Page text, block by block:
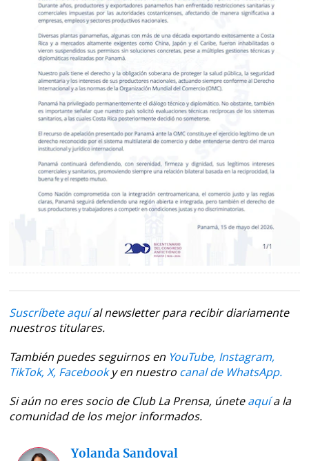
Suscríbete aquíal newsletter para recibir diariamente
nuestros titulares.
También puedes seguirnos en YouTube, Instagram,
TikTok, X, Facebooky en nuestro canal de WhatsApp.
Si aún no eres socio de Club La Prensa, úneteaquía la
comunidad de los mejor informados.
Yolanda Sandoval